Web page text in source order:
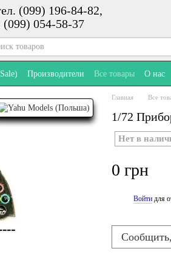
(099) 196-84-82,
(099) 054-58-37
Производители Все товары О нас
Главная Все
1/72
Нет в
0 грн
Войти для
Сообщить,